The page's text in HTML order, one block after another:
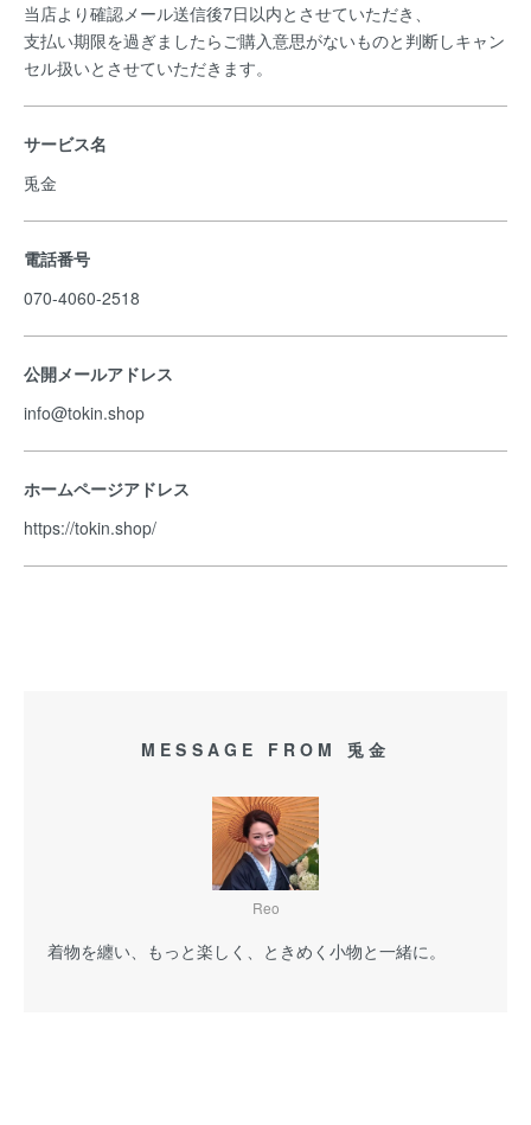
当店より確認メール送信後7日以内とさせていただき、
支払い期限を過ぎましたらご購入意思がないものと判断しキャン
セル扱いとさせていただきます。
サービス名
兎金
電話番号
070-4060-2518
公開メールアドレス
info@tokin.shop
ホームページアドレス
https://tokin.shop/
MESSAGE FROM 兎金
Reo
着物を纏い、もっと楽しく、ときめく小物と一緒に。